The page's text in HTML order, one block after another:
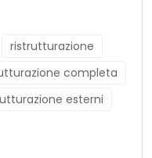
ristrutturazione
completa
esterni